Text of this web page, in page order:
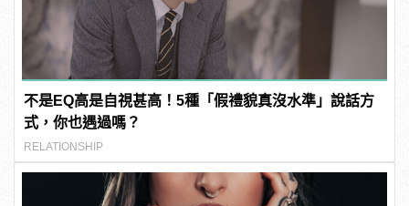
不是EQ高是自視甚高！5種「假禮貌真沒水準」說話方
式，你也遇過嗎？
RELATIONSHIP